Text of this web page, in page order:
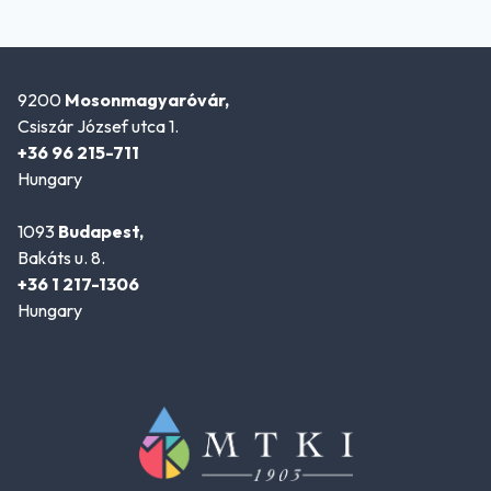
9200 Mosonmagyaróvár,
Csiszár József utca 1.
+36 96 215-711
Hungary
1093 Budapest,
Bakáts u. 8.
+36 1 217-1306
Hungary